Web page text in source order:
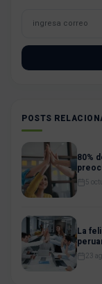
POSTS
80%
5
La
23